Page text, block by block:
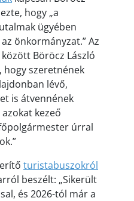
hogy „a
ügyében
önkormányzat.” Az
Böröcz László
szeretnének
lévő,
is átvennének
kezeő
úrral
turistabuszokról
beszélt: „Sikerült
és 2026-tól már a